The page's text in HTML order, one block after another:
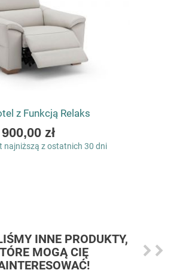
z Funkcją Relaks
zł
najniższą z ostatnich 30 dni
INNE PRODUKTY,
MOGĄ CIĘ